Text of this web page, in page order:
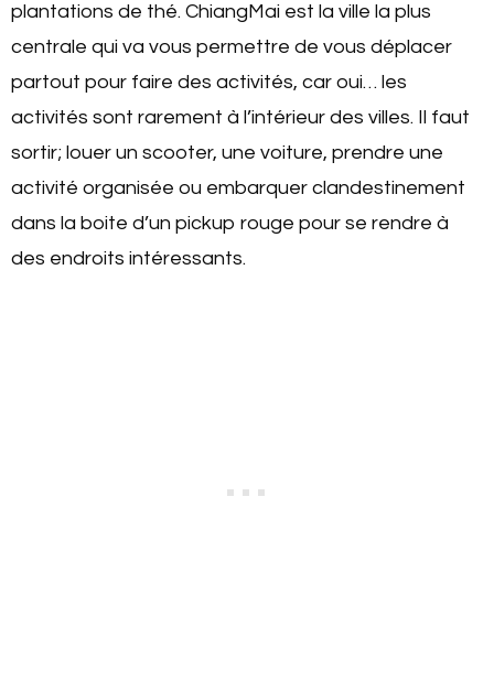
plantations de thé. ChiangMai est la ville la plus
centrale qui va vous permettre de vous déplacer
partout pour faire des activités, car oui… les
activités sont rarement à l’intérieur des villes. Il faut
sortir; louer un scooter, une voiture, prendre une
activité organisée ou embarquer clandestinement
dans la boite d’un pickup rouge pour se rendre à
des endroits intéressants.